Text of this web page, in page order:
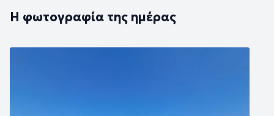
Η φωτογραφία της ημέρας